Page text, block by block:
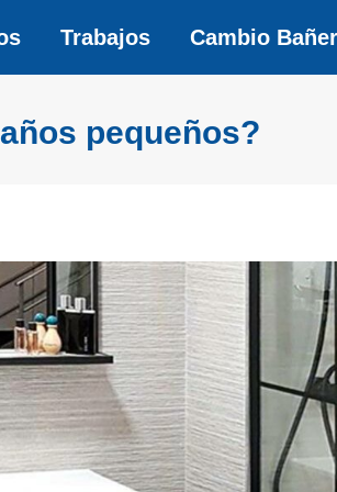
Trabajos Cambio
pequeños?
Trabajos Cambio